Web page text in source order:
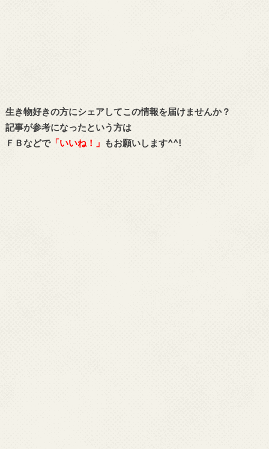
生き物好きの方にシェアしてこの情報を届けませんか？
記事が参考になったという方は
ＦＢなどで「いいね！ 」 もお願いします^^!